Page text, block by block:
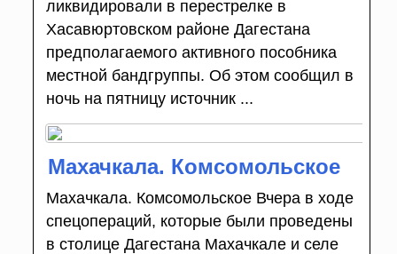
ликвидировали в перестрелке в
Хасавюртовском районе Дагестана
предполагаемого активного пособника
местной бандгруппы. Об этом сообщил в
ночь на пятницу источник ...
Махачкала. Комсомольское
Махачкала. Комсомольское Вчера в ходе
спецопераций, которые были проведены
в столице Дагестана Махачкале и селе